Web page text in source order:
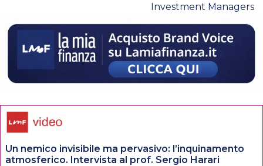
Investment Managers
Un nemico invisibile ma pervasivo: l’inquinamento
atmosferico. Intervista al prof. Sergio Harari